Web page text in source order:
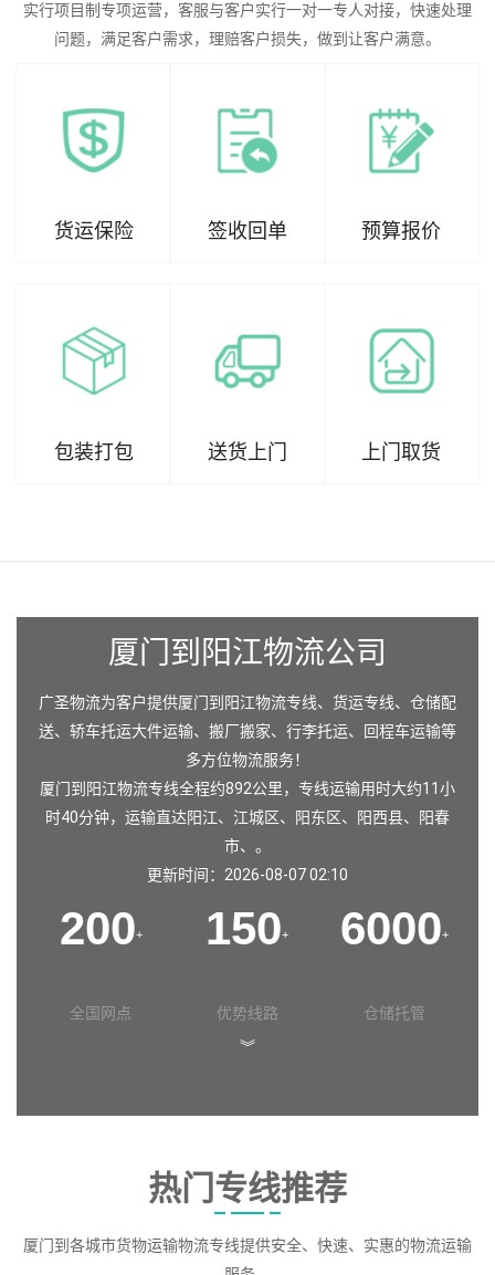
实行项目制专项运营，客服与客户实行一对一专人对接，快速处理
问题，满足客户需求，理赔客户损失，做到让客户满意。
货运保险 签收回单 预算报价
包装打包 送货上门 上门取货
厦门到阳江物流公司
广圣物流为客户提供厦门到阳江物流专线、货运专线、仓储配
送、轿车托运大件运输、搬厂搬家、行李托运、回程车运输等
多方位物流服务！
厦门到阳江物流专线全程约892公里，专线运输用时大约11小
时40分钟，运输直达阳江、 江城区、 阳东区、 阳西县、
阳春
市、。
更新时间：2026-08-07 02:10
200+
全国网点
150+
优势线路
6000+
仓储托管
︾
热门专线推荐
厦门到各城市货物运输物流专线提供安全、快速、实惠的物流运输